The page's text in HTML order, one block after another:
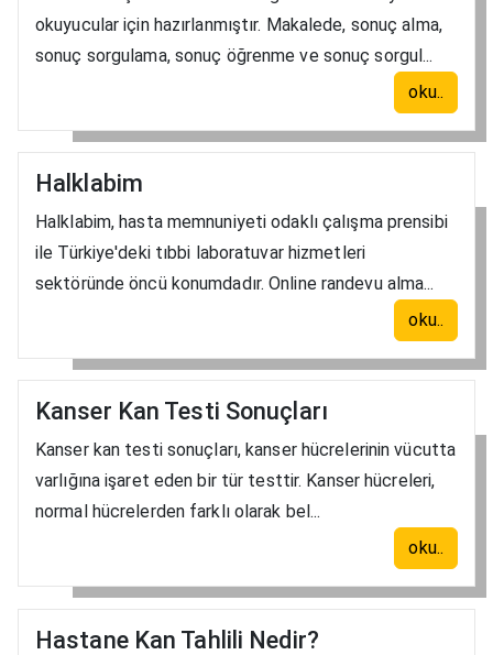
okuyucular için hazırlanmıştır. Makalede, sonuç alma,
sonuç sorgulama, sonuç öğrenme ve sonuç sorgul...
oku..
Halklabim
Halklabim, hasta memnuniyeti odaklı çalışma prensibi
ile Türkiye'deki tıbbi laboratuvar hizmetleri
sektöründe öncü konumdadır. Online randevu alma...
oku..
Kanser Kan Testi Sonuçları
Kanser kan testi sonuçları, kanser hücrelerinin vücutta
varlığına işaret eden bir tür testtir. Kanser hücreleri,
normal hücrelerden farklı olarak bel...
oku..
Hastane Kan Tahlili Nedir?